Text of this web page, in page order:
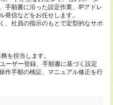
手順書に沿った設定作業、IPアドレ
発信などをお任せします。
、社員の指示のもとで定型的なサポ
を担当します。
ーザー登録、手順書に基づく設定
作手順の検証、マニュアル修正を行